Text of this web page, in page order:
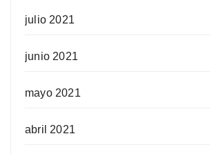
julio 2021
junio 2021
mayo 2021
abril 2021